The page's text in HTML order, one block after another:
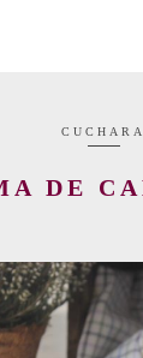
CUCHARA
DE